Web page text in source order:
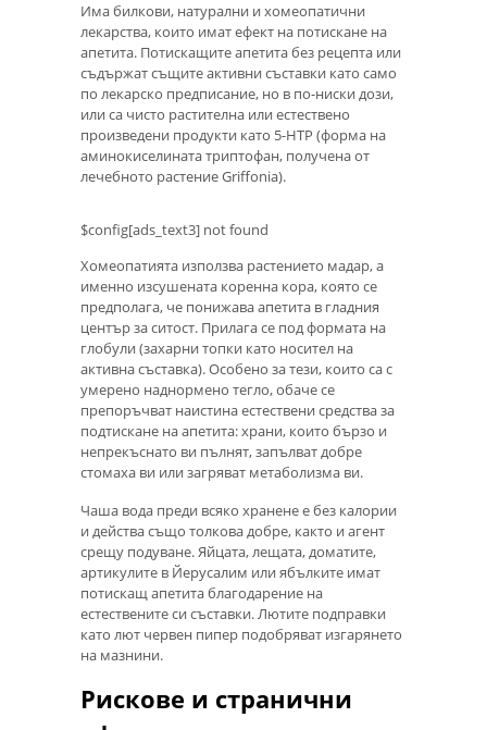
Има билкови, натурални и хомеопатични
лекарства, които имат ефект на потискане на
апетита. Потискащите апетита без рецепта или
съдържат същите активни съставки като само
по лекарско предписание, но в по-ниски дози,
или са чисто растителна или естествено
произведени продукти като 5-HTP (форма на
аминокиселината триптофан, получена от
лечебното растение Griffonia).
$config[ads_text3] not found
Хомеопатията използва растението мадар, а
именно изсушената коренна кора, която се
предполага, че понижава апетита в гладния
център за ситост. Прилага се под формата на
глобули (захарни топки като носител на
активна съставка). Особено за тези, които са с
умерено наднормено тегло, обаче се
препоръчват наистина естествени средства за
подтискане на апетита: храни, които бързо и
непрекъснато ви пълнят, запълват добре
стомаха ви или загряват метаболизма ви.
Чаша вода преди всяко хранене е без калории
и действа също толкова добре, както и агент
срещу подуване. Яйцата, лещата, доматите,
артикулите в Йерусалим или ябълките имат
потискащ апетита благодарение на
естествените си съставки. Лютите подправки
като лют червен пипер подобряват изгарянето
на мазнини.
Рискове и странични